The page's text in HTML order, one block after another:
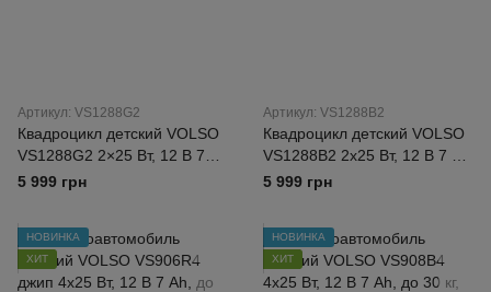
Артикул: VS1288G2
Квадроцикл детский VOLSO
VS1288G2 2×25 Вт, 12 В 7
Ah, до 30 кг, зеленый
5 999 грн
Артикул: VS1288B2
Квадроцикл детский VOLSO
VS1288B2 2х25 Вт, 12 В 7 Ah,
до 30 кг, синий
5 999 грн
НОВИНКА
ХИТ
НОВИНКА
ХИТ